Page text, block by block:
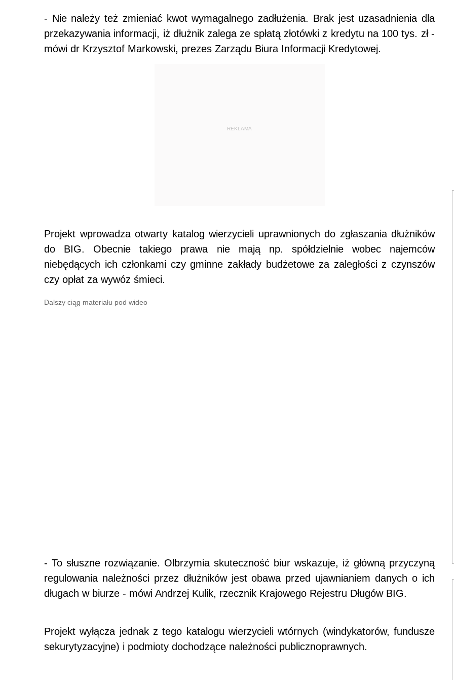
- Nie należy też zmieniać kwot wymagalnego zadłużenia. Brak jest uzasadnienia dla
przekazywania informacji, iż dłużnik zalega ze spłatą złotówki z kredytu na 100 tys. zł -
mówi dr Krzysztof Markowski, prezes Zarządu Biura Informacji Kredytowej.
REKLAMA
Projekt wprowadza otwarty katalog wierzycieli uprawnionych do zgłaszania dłużników
do BIG. Obecnie takiego prawa nie mają np. spółdzielnie wobec najemców
niebędących ich członkami czy gminne zakłady budżetowe za zaległości z czynszów
czy opłat za wywóz śmieci.
Dalszy ciąg materiału pod wideo
- To słuszne rozwiązanie. Olbrzymia skuteczność biur wskazuje, iż główną przyczyną
regulowania należności przez dłużników jest obawa przed ujawnianiem danych o ich
długach w biurze - mówi Andrzej Kulik, rzecznik Krajowego Rejestru Długów BIG.
Projekt wyłącza jednak z tego katalogu wierzycieli wtórnych (windykatorów, fundusze
sekurytyzacyjne) i podmioty dochodzące należności publicznoprawnych.